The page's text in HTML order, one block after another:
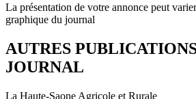
La présentation de votre annonce peut
graphique du journal
AUTRES
JOURNAL
La Haute-Saone Agricole et Rurale